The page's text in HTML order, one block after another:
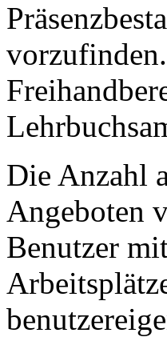
Die Anzahl
Angeboten
Benutzer